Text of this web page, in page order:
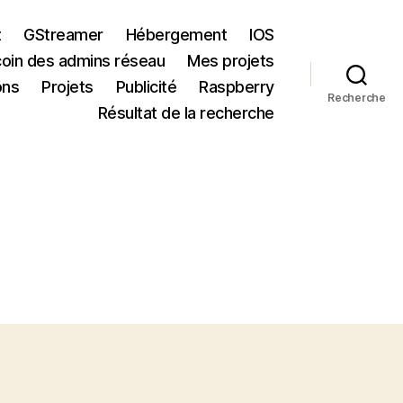
GStreamer Hébergement
IOS
des admins réseau
Mes projets
Projets Publicité
Raspberry
Résultat de la recherche
Recherche